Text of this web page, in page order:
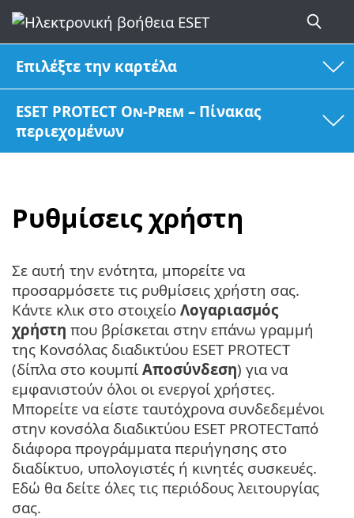
Επιλέξτε την καρτέλα
ESET PROTECT On-Prem – Πίνακας
περιεχομένων
Ρυθμίσεις χρήστη
Σε αυτή την ενότητα, μπορείτε να
προσαρμόσετε τις ρυθμίσεις χρήστη σας.
Κάντε κλικ στο στοιχείο Λογαριασμός
χρήστη που βρίσκεται στην επάνω γραμμή
της Κονσόλας διαδικτύου ESET PROTECT
(δίπλα στο κουμπί Αποσύνδεση) για να
εμφανιστούν όλοι οι ενεργοί χρήστες.
Μπορείτε να είστε ταυτόχρονα συνδεδεμένοι
στην κονσόλα διαδικτύου ESET PROTECTαπό
διάφορα προγράμματα περιήγησης στο
διαδίκτυο, υπολογιστές ή κινητές συσκευές.
Εδώ θα δείτε όλες τις περιόδους λειτουργίας
σας.